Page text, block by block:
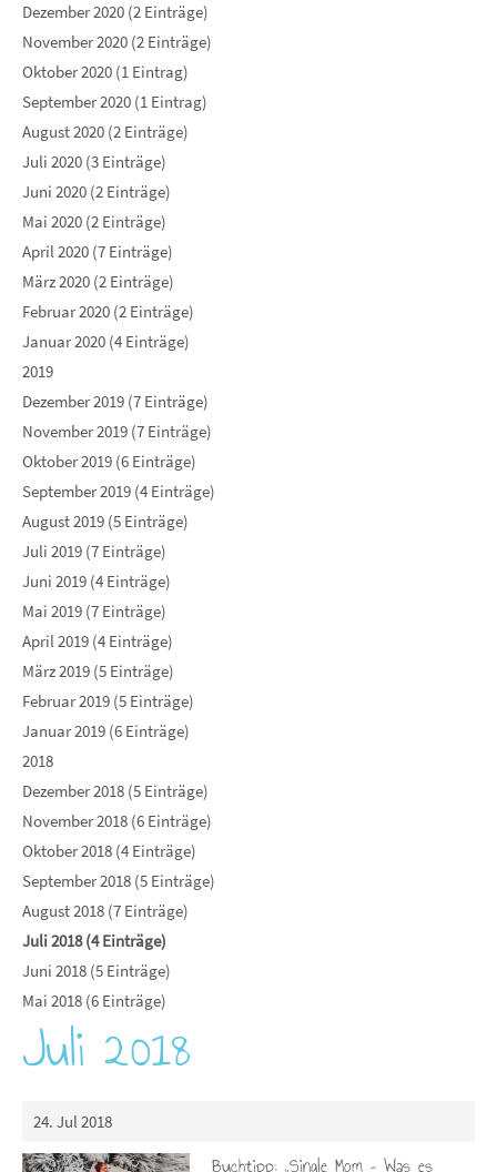
Dezember 2020 (2 Einträge)
November 2020 (2 Einträge)
Oktober 2020 (1 Eintrag)
September 2020 (1 Eintrag)
August 2020 (2 Einträge)
Juli 2020 (3 Einträge)
Juni 2020 (2 Einträge)
Mai 2020 (2 Einträge)
April 2020 (7 Einträge)
März 2020 (2 Einträge)
Februar 2020 (2 Einträge)
Januar 2020 (4 Einträge)
2019
Dezember 2019 (7 Einträge)
November 2019 (7 Einträge)
Oktober 2019 (6 Einträge)
September 2019 (4 Einträge)
August 2019 (5 Einträge)
Juli 2019 (7 Einträge)
Juni 2019 (4 Einträge)
Mai 2019 (7 Einträge)
April 2019 (4 Einträge)
März 2019 (5 Einträge)
Februar 2019 (5 Einträge)
Januar 2019 (6 Einträge)
2018
Dezember 2018 (5 Einträge)
November 2018 (6 Einträge)
Oktober 2018 (4 Einträge)
September 2018 (5 Einträge)
August 2018 (7 Einträge)
Juli 2018 (4 Einträge)
Juni 2018 (5 Einträge)
Mai 2018 (6 Einträge)
Juli 2018
24. Jul 2018
Buchtipp: „Single Mom – Was es